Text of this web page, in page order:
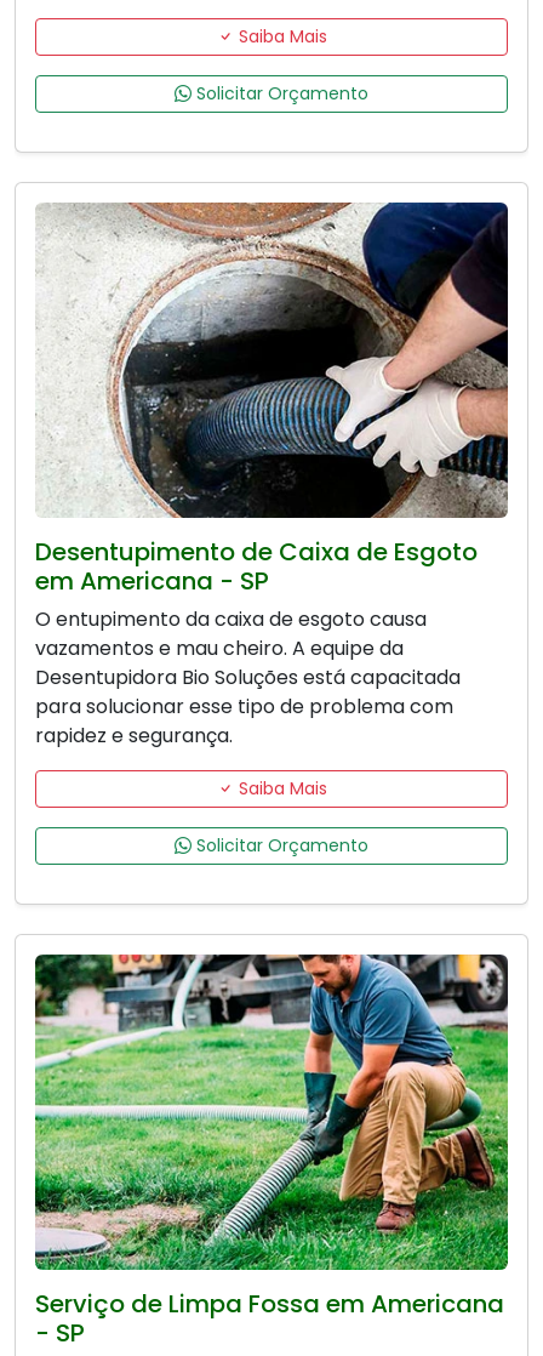
Saiba Mais
Solicitar Orçamento
Desentupimento de Caixa de Esgoto
em Americana - SP
O entupimento da caixa de esgoto causa
vazamentos e mau cheiro. A equipe da
Desentupidora Bio Soluções está capacitada
para solucionar esse tipo de problema com
rapidez e segurança.
Saiba Mais
Solicitar Orçamento
Serviço de Limpa Fossa em Americana
- SP